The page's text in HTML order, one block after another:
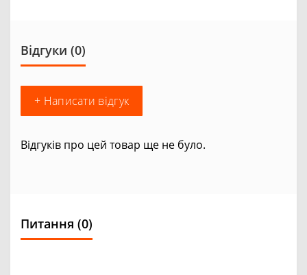
Відгуки (0)
+ Написати відгук
Відгуків про цей товар ще не було.
Питання (0)